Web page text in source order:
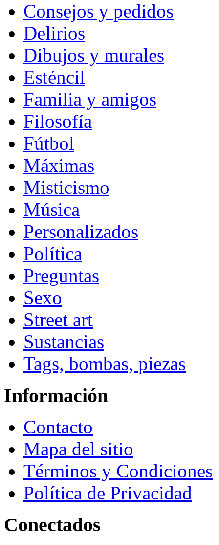
Consejos y pedidos
Delirios
Dibujos y murales
Esténcil
Familia y amigos
Filosofía
Fútbol
Máximas
Misticismo
Música
Personalizados
Política
Preguntas
Sexo
Street art
Sustancias
Tags, bombas, piezas
Información
Contacto
Mapa del sitio
Términos y Condiciones
Política de Privacidad
Conectados